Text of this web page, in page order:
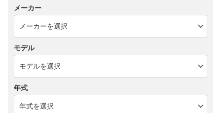
メーカー
モデル
年式